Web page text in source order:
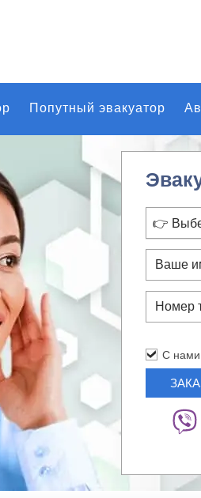
Попутный эвакуатор
👉
С нами